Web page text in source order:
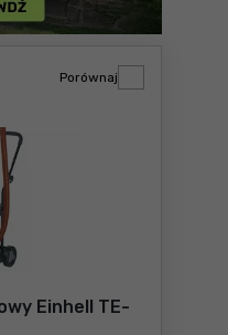
Einhell TE-
Porównaj